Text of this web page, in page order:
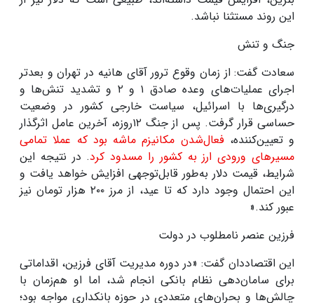
این روند مستثنا نباشد.
جنگ و تنش
سعادت گفت: از زمان وقوع ترور آقای هانیه در تهران و بعدتر
اجرای عملیات‌های وعده صادق ۱ و ۲ و تشدید تنش‌ها و
درگیری‌ها با اسرائیل، سیاست خارجی کشور در وضعیت
حساسی قرار گرفت. پس از جنگ ۱۲روزه، آخرین عامل اثرگذار
و تعیین‌کننده،فعال‌شدن مکانیزم ماشه بود که عملا تمامی
مسیرهای ورودی ارز به کشور را مسدود کرد. در نتیجه این
شرایط، قیمت دلار به‌طور قابل‌توجهی افزایش خواهد یافت و
این احتمال وجود دارد که تا عید، از مرز ۲۰۰ هزار تومان نیز
عبور کند».
فرزین عنصر نامطلوب در دولت
این اقتصاددان گفت: «در دوره مدیریت آقای فرزین، اقداماتی
برای سامان‌دهی نظام بانکی انجام شد، اما او هم‌زمان با
چالش‌ها و بحران‌های متعددی در حوزه بانکداری مواجه بود؛